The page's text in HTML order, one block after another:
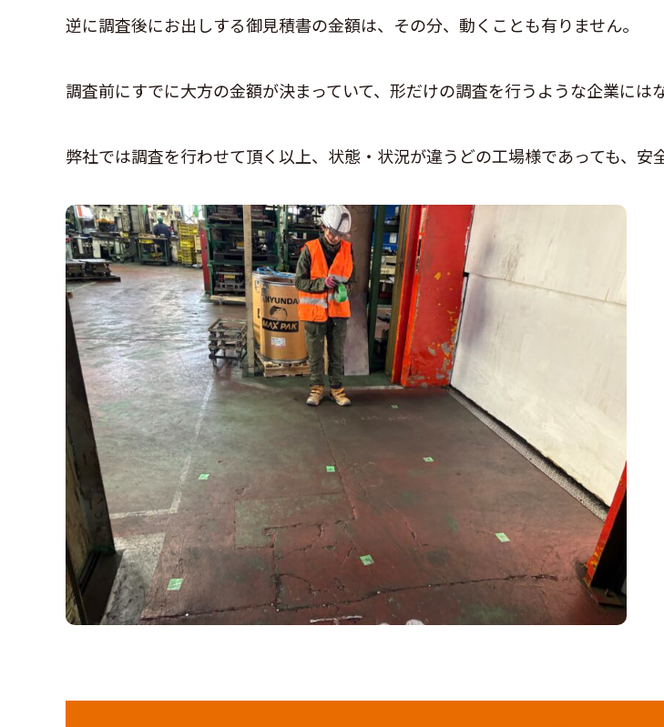
逆に調査後にお出しする御見積書の金額は、その分、動くことも有りません。
調査前にすでに大方の金額が決まっていて、形だけの調査を行うような企業には
弊社では調査を行わせて頂く以上、状態・状況が違うどの工場様であっても、安